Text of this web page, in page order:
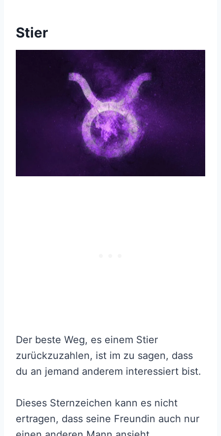
Stier
Der beste Weg, es einem Stier
zurückzuzahlen, ist im zu sagen, dass
du an jemand anderem interessiert bist.
Dieses Sternzeichen kann es nicht
ertragen, dass seine Freundin auch nur